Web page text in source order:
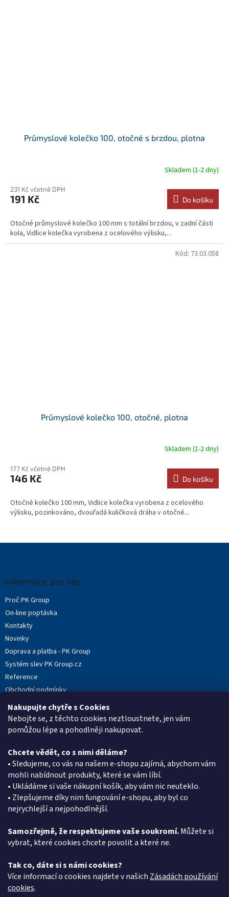
Nakupujte chytře s Cookies
Nebojte se, z těchto cookies neztloustnete, jen vám
pomůžou lépe a pohodlněji nakupovat.
Chcete vědět, co s nimi děláme?
• Sledujeme, co vás na našem e-shopu zajímá, abychom vám
mohli nabídnout produkty, které se vám líbí.
• Ukládáme si vaše nákupní košík, aby vám nic neuteklo.
• Zlepšujeme díky nim fungování e-shopu, aby byl co
nejrychlejší a nejpohodlnější.
Samozřejmě, že respektujeme vaše soukromí.Můžete si
vybrat, které cookies chcete povolit a které ne.
Tak co, dáte si s námi cookies?
Více informací o cookies najdete v našich Zásadách používání
cookies.
Průmyslové kolečko 100, otočné s brzdou, plotna
Skladem (1-2 dny)
231 Kč včetně DPH
191 Kč Do košíku
Otočné průmyslové kolečko 100 mm s totální brzdou, v zadní části
kola, Vidlice kolečka vyrobena z ocelového výlisku,...
Průmyslové kolečko 100, otočné, plotna
Skladem (1-2 dny)
177 Kč včetně DPH
146 Kč Do košíku
Otočné kolečko 100 mm, Vidlice kolečka vyrobena z ocelového
výlisku, pozinkováno, dvouřadá kuličková dráha v otočné...
Kód: 73.03.058
Informace pro vás
Proč PK Group
On-line poptávka
Kontakty
Novinky
Doprava a platba - PK Group
Systém slev PK Group.cz
Reference
Obchodní podmínky
Podmínky ochrany osobních údajů
Reklamační protokol
Kontakt
eshop@pkgroup.cz
+420603331993
+420734621131
Vyhledávání
HLEDAT